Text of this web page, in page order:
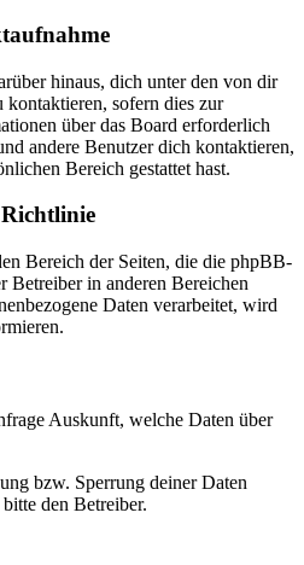
hinaus, dich unter den von dir
kontaktieren, sofern dies zur
über das Board erforderlich
andere Benutzer dich kontaktieren,
Bereich gestattet hast.
Richtlinie
Bereich der Seiten, die die phpBB-
Betreiber in anderen Bereichen
Daten verarbeitet, wird
Auskunft, welche Daten über
bzw. Sperrung deiner Daten
den Betreiber.